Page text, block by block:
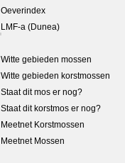
Oeverindex
LMF-a (Dunea)
Witte gebieden mossen
Witte gebieden korstmossen
Staat dit mos er nog?
Staat dit korstmos er nog?
Meetnet Korstmossen
Meetnet Mossen